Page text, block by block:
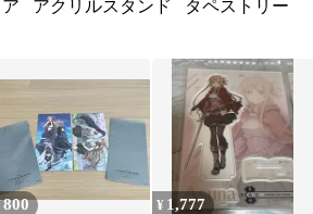
アクリルスタンド
タペストリー
800 ¥ 1,777